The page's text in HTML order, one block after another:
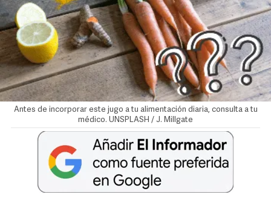
Antes de incorporar este jugo a tu alimentación diaria, consulta a tu
médico. UNSPLASH / J. Millgate